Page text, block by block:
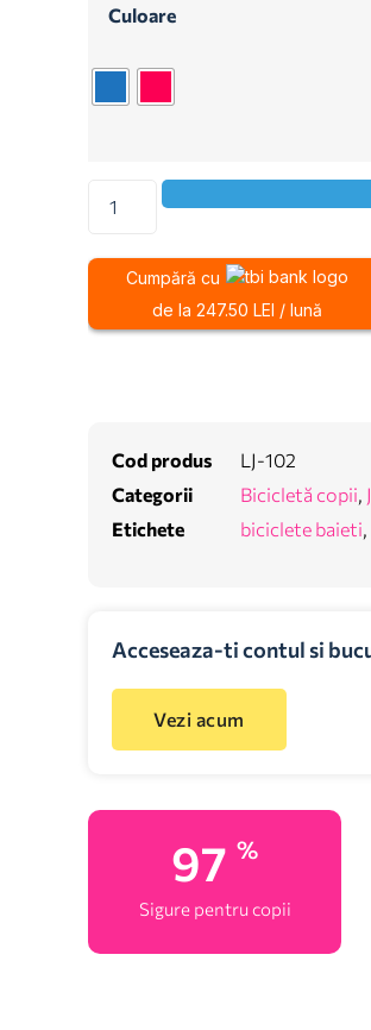
Culoare
Cumpără cu
de la 247.50 LEI / lună
Cod produs
LJ-102
Categorii
Bicicletă copii
Etichete
biciclete baieti
Acceseaza-ti contul si
Vezi acum
100 %
Sigure pentru copii